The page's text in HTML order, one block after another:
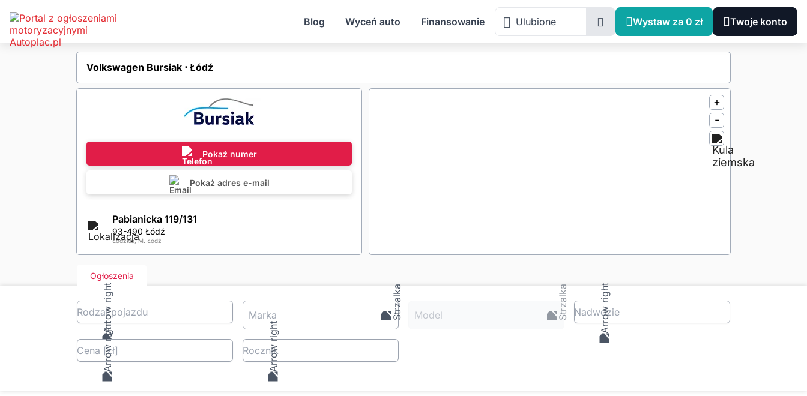
Blog Wyceń auto Finansowanie Ulubione Wystaw za 0 zł Twoje konto
Volkswagen Bursiak ⋅ Łódź
Pokaż numer
Pokaż adres e-mail
Pabianicka 119/131
93-490 Łódź
Łódzkie, M. Łódź
+
-
Ogłoszenia
Rodzaj pojazdu Marka Model Nadwozie
Cena [zł] Rocznik